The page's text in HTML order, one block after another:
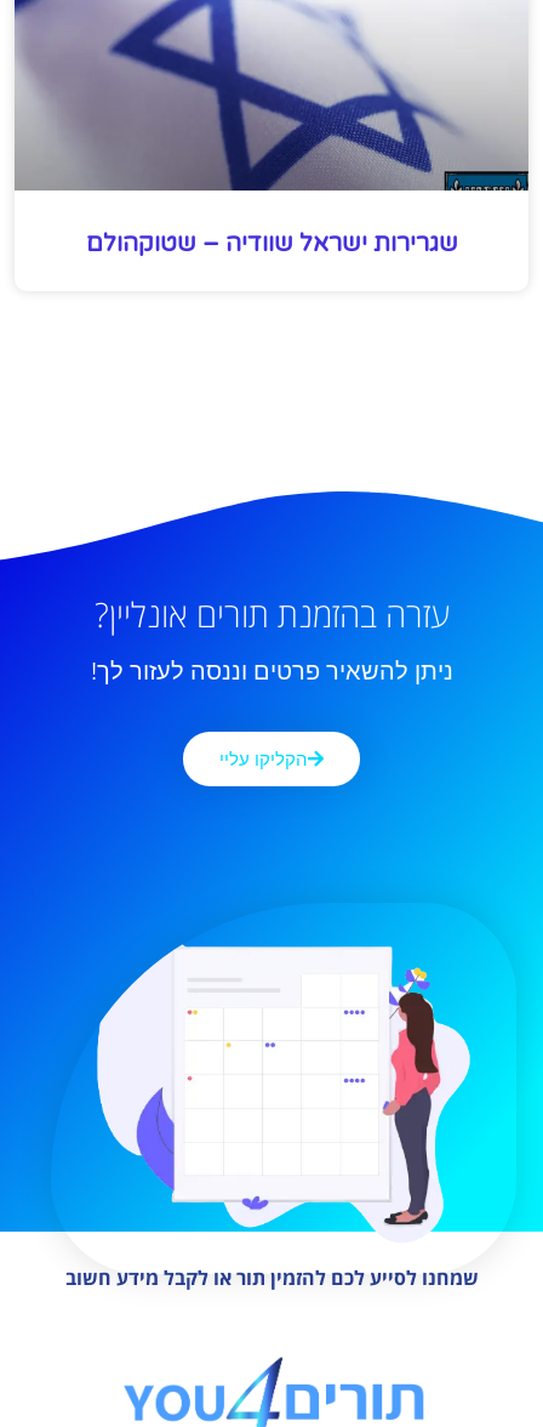
שגרירות ישראל שוודיה – שטוקהולם
עזרה בהזמנת תורים אונליין?
ניתן להשאיר פרטים וננסה לעזור לך!
הקליקו עליי
שמחנו לסייע לכם להזמין תור או לקבל מידע חשוב